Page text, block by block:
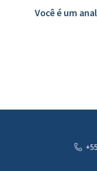
Você é um